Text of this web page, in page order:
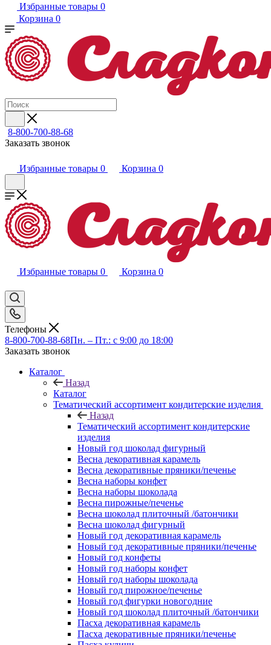
Избранные товары 0
Корзина 0
8-800-700-88-68
Заказать звонок
Избранные товары 0 Корзина 0
Избранные товары 0 Корзина 0
Телефоны
8-800-700-88-68Пн. – Пт.: с 9:00 до 18:00
Заказать звонок
Каталог
Назад
Каталог
Тематический ассортимент кондитерские изделия
Назад
Тематический ассортимент кондитерские
изделия
Новый год шоколад фигурный
Весна декоративная карамель
Весна декоративные пряники/печенье
Весна наборы конфет
Весна наборы шоколада
Весна пирожные/печенье
Весна шоколад плиточный /батончики
Весна шоколад фигурный
Новый год декоративная карамель
Новый год декоративные пряники/печенье
Новый год конфеты
Новый год наборы конфет
Новый год наборы шоколада
Новый год пирожное/печенье
Новый год фигурки новогодние
Новый год шоколад плиточный /батончики
Пасха декоративная карамель
Пасха декоративные пряники/печенье